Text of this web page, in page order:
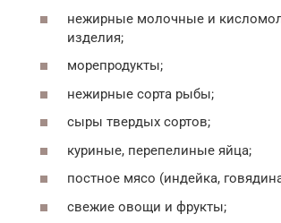
нежирные молочные и
изделия;
морепродукты;
нежирные сорта рыбы;
сыры твердых сортов;
куриные, перепелиные яйца;
постное мясо (индейка,
свежие овощи и фрукты;